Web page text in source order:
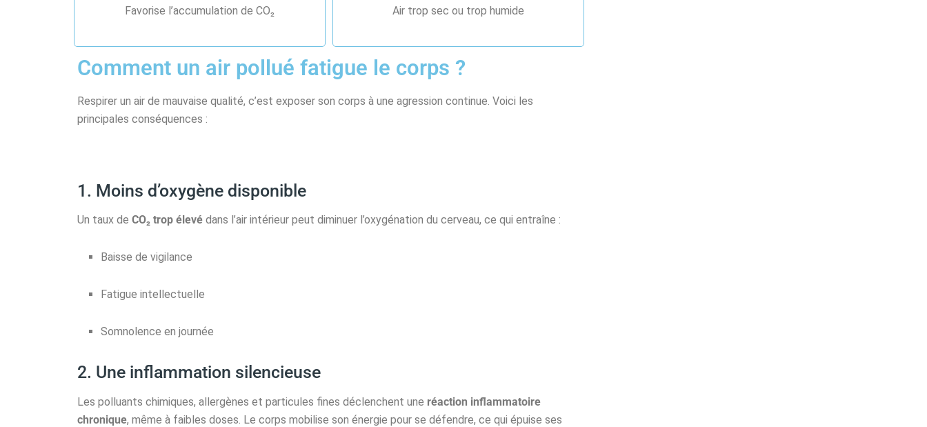
Favorise l’accumulation de CO₂ Air trop sec ou trop humide
Comment un air pollué fatigue le corps ?
Respirer un air de mauvaise qualité, c’est exposer son corps à une agression continue. Voici les
principales conséquences :
1. Moins d’oxygène disponible
Un taux de CO₂ trop élevé dans l’air intérieur peut diminuer l’oxygénation du cerveau, ce qui entraîne :
Baisse de vigilance
Fatigue intellectuelle
Somnolence en journée
2. Une inflammation silencieuse
Les polluants chimiques, allergènes et particules fines déclenchent une réaction inflammatoire
chronique, même à faibles doses. Le corps mobilise son énergie pour se défendre, ce qui épuise ses